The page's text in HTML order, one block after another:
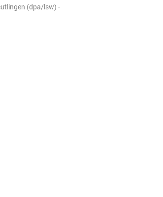
(dpa/lsw) -